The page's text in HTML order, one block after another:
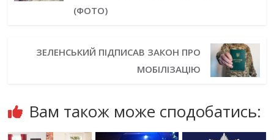
(ФОТО)
ЗЕЛЕНСЬКИЙ ПІДПИСАВ ЗАКОН ПРО
МОБІЛІЗАЦІЮ
Вам також може сподобатись: